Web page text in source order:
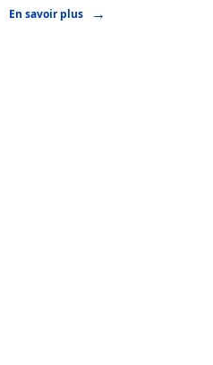
En savoir plus